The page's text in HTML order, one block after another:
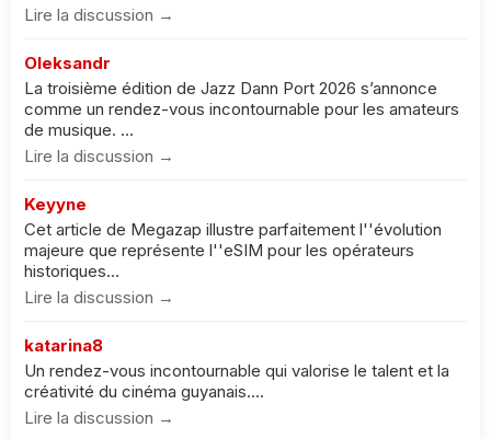
Lire la discussion →
Oleksandr
La troisième édition de Jazz Dann Port 2026 s’annonce
comme un rendez-vous incontournable pour les amateurs
de musique. ...
Lire la discussion →
Keyyne
Cet article de Megazap illustre parfaitement l''évolution
majeure que représente l''eSIM pour les opérateurs
historiques...
Lire la discussion →
katarina8
Un rendez-vous incontournable qui valorise le talent et la
créativité du cinéma guyanais....
Lire la discussion →